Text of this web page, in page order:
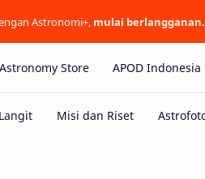
Astronomi+, mulai berlangganan.
Store APOD Indonesia